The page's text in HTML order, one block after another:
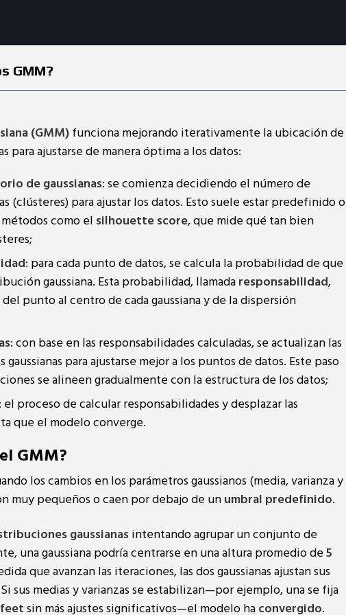
GMM?
(GMM)funciona mejorando iterativamente la ubicación de
para ajustarse de manera óptima a los datos:
de gaussianas: se comienza decidiendo el número de
(clústeres) para ajustar los datos. Esto suele estar predefinido o
como el silhouette score, que mide qué tan bien
: para cada punto de datos, se calcula la probabilidad de que
gaussiana. Esta probabilidad, llamadaresponsabilidad,
punto al centro de cada gaussiana y de la dispersión
: con base en las responsabilidades calculadas, se actualizan las
gaussianas para ajustarse mejor a los puntos de datos. Este paso
se alineen gradualmente con la estructura de los datos;
el proceso de calcular responsabilidades y desplazar las
que el modelo converge.
GMM?
los cambios en los parámetros gaussianos (media, varianza y
muy pequeños o caen por debajo de unumbral predefinido.
gaussianasintentando agrupar un conjunto de
una gaussiana podría centrarse en una altura promedio de5
que avanzan las iteraciones, las dos gaussianas ajustan sus
sus medias y varianzas se estabilizan—por ejemplo, una se fija
sin más ajustes significativos—el modelo haconvergido.